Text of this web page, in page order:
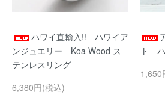
ハワイ直輸入!! ハワイア
ンジュエリー Koa Wood ス
テンレスリング
6,380円(税込)
ト
1,650